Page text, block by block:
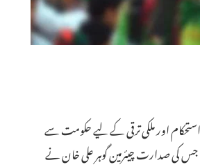
اور ملکی ترقی کے لیے حکومت سے
جس کی صدارت چیئرمین گوہر علی خان نے